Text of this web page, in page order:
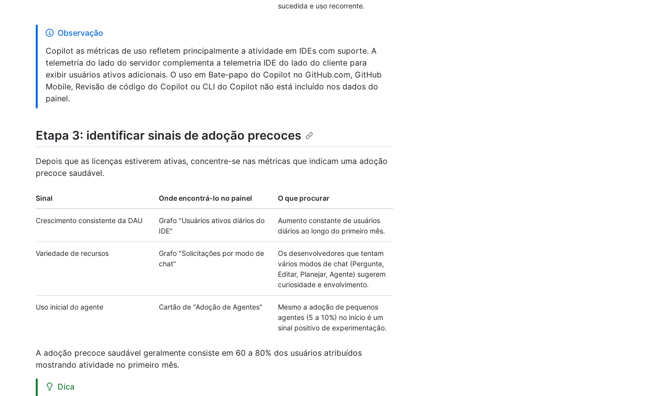
sucedida e uso recorrente.
Observação
Copilot as métricas de uso refletem principalmente a atividade em IDEs com suporte. A
telemetria do lado do servidor complementa a telemetria IDE do lado do cliente para
exibir usuários ativos adicionais. O uso em Bate-papo do Copilot no GitHub.com, GitHub
Mobile, Revisão de código do Copilot ou CLI do Copilot não está incluído nos dados do
painel.
Etapa 3: identificar sinais de adoção precoces
Depois que as licenças estiverem ativas, concentre-se nas métricas que indicam uma adoção
precoce saudável.
Sinal Onde encontrá-lo no painel O que procurar
Crescimento consistente da DAU
Grafo "Usuários ativos diários do
IDE"
Aumento constante de usuários
diários ao longo do primeiro mês.
Variedade de recursos
Grafo "Solicitações por modo de
chat"
Os desenvolvedores que tentam
vários modos de chat (Pergunte,
Editar, Planejar, Agente) sugerem
curiosidade e envolvimento.
Uso inicial do agente Cartão de "Adoção de Agentes"
Mesmo a adoção de pequenos
agentes (5 a 10%) no início é um
sinal positivo de experimentação.
A adoção precoce saudável geralmente consiste em 60 a 80% dos usuários atribuídos
mostrando atividade no primeiro mês.
Dica